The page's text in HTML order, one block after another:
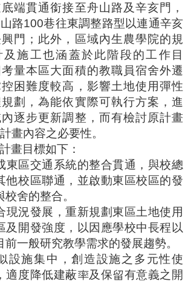
端貫通銜接至舟山路及辛亥門，
路100巷往東調整路型以連通辛亥
門；此外，區域內生農學院的規
及施工也涵蓋於此階段的工作目
量本區大面積的教職員宿舍外遷
困難度較高，影響土地使用彈性
劃，為能依實際可執行方案，進
逐步更新調整，而有檢討原計畫
畫內容之必要性。
畫目標如下：
東區交通系統的整合貫通，與校總
他校區聯通，並啟動東區校區的發
校舍的整合。
現況發展，重新規劃東區土地使用
及開發強度，以因應學校中長程以
前一般研究教學需求的發展趨勢。
設施集中，創造設施之多元性使
適度降低建蔽率及保留有意義之開